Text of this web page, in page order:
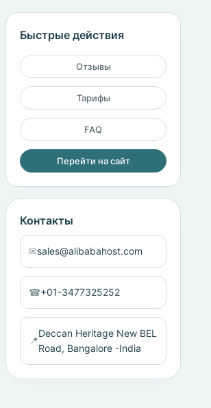
Быстрые действия
Отзывы
Тарифы
FAQ
Перейти на сайт
Контакты
✉sales@alibabahost.com
☎+01-3477325252
📍
Deccan Heritage New BEL
Road, Bangalore -India